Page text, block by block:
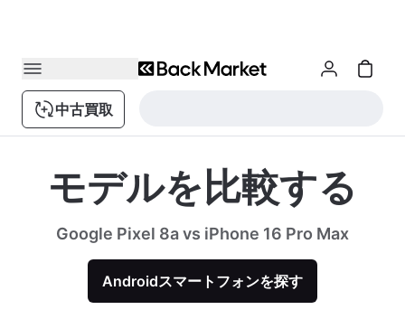
中古買取
モデルを比較する
Google Pixel 8a vs iPhone 16 Pro Max
Androidスマートフォンを探す